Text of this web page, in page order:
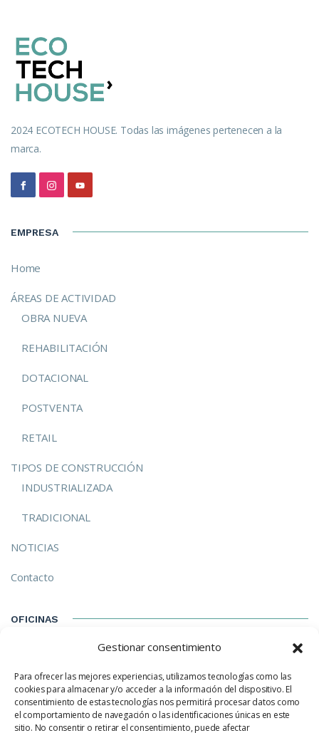
Gestionar consentimiento
Para ofrecer las mejores experiencias, utilizamos tecnologías como las
cookies para almacenar y/o acceder a la información del dispositivo. El
consentimiento de estas tecnologías nos permitirá procesar datos como
el comportamiento de navegación o las identificaciones únicas en este
sitio. No consentir o retirar el consentimiento, puede afectar
2024 ECOTECH HOUSE. Todas las imágenes pertenecen a la
marca.
EMPRESA
Home
ÁREAS DE ACTIVIDAD
OBRA NUEVA
REHABILITACIÓN
DOTACIONAL
POSTVENTA
RETAIL
TIPOS DE CONSTRUCCIÓN
INDUSTRIALIZADA
TRADICIONAL
NOTICIAS
Contacto
OFICINAS
C/ Izarra, 8-E Madrid (28023) Madrid
hola@ecotechhouse.com
(+34) 91 702 05 88